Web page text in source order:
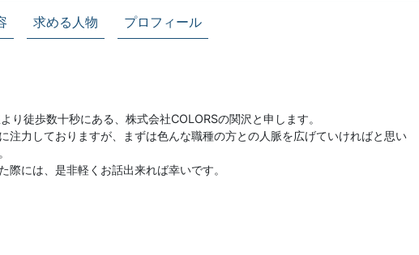
求める人物 プロフィール
り徒歩数十秒にある、株式会社COLORSの関沢と申します。
注力しておりますが、まずは色んな職種の方との人脈を広げていければと思い
際には、是非軽くお話出来れば幸いです。